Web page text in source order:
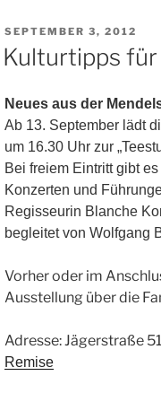
VERÖFFENTLICHT
AM
SEPTEMBER 3, 2012
Kulturtipps für
Neues aus der
Ab 13. September lädt
um 16.30 Uhr zur
Bei freiem Eintritt gibt
Konzerten und
Regisseurin Blanche
begleitet von Wolfgang
Vorher oder im
Ausstellung über die
Adresse: Jägerstraße
Remise